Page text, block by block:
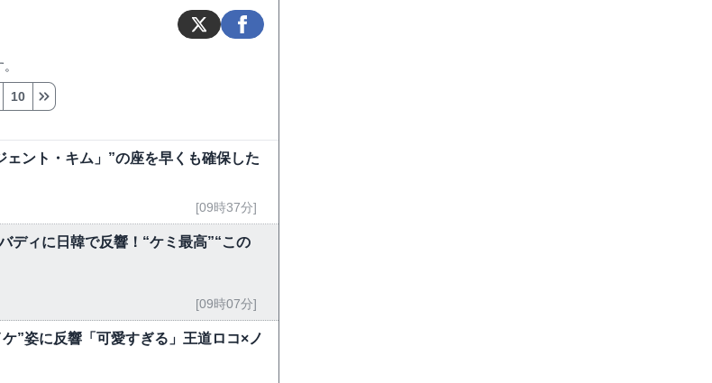
10
ント・キム」”の座を早くも確保した
[09時37分]
ディに日韓で反響！“ケミ最高”“この
[09時07分]
”姿に反響「可愛すぎる」王道ロコ×ノ